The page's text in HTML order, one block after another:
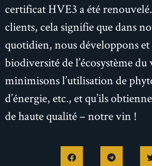
certificat HVE3 a été
clients, cela signifie que dans
quotidien, nous développons
biodiversité de l’écosystème
minimisons l’utilisation de
d’énergie, etc., et qu’ils
de haute qualité – notre vin !